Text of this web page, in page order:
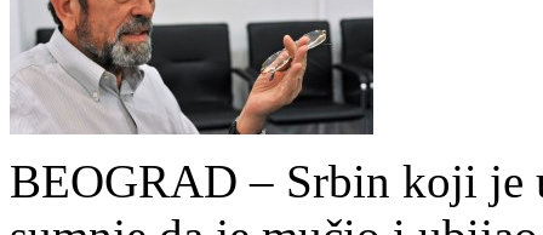
BEOGRAD – Srbin koji je